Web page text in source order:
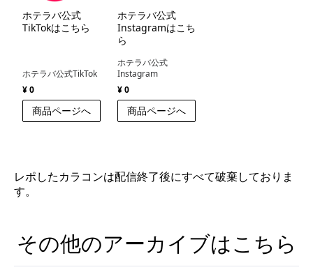
ホテラバ公式
TikTokはこちら
ホテラバ公式TikTok
¥ 0
商品ページへ
ホテラバ公式
Instagramはこち
ら
ホテラバ公式
Instagram
¥ 0
商品ページへ
レポしたカラコンは配信終了後にすべて破棄しておりま
す。
その他のアーカイブはこちら